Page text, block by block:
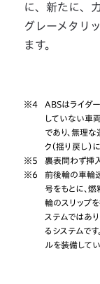
に、新たに、
グレーメタリ
ます。
※4
ABSはライダ
していない車
であり、無理
ク（揺り戻し）
※5
裏表問わず挿
※6
前後輪の車輪
号をもとに、
輪のスリップ
ステムではあ
るシステムです
ルを装備して